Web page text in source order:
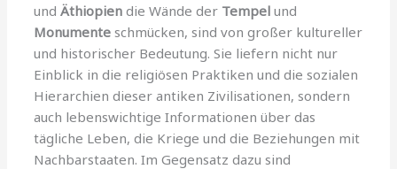
undÄthiopien die Wände der Tempel und
Monumente schmücken, sind von großer kultureller
und historischer Bedeutung. Sie liefern nicht nur
Einblick in die religiösen Praktiken und die sozialen
Hierarchien dieser antiken Zivilisationen, sondern
auch lebenswichtige Informationen über das
tägliche Leben, die Kriege und die Beziehungen mit
Nachbarstaaten. Im Gegensatz dazu sind